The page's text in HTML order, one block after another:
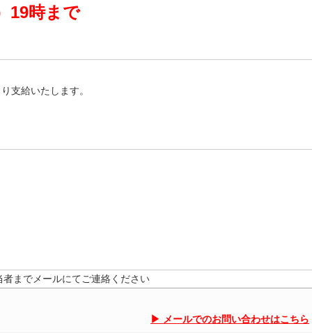
19時まで
支給いたします。
までメールにてご連絡ください
メールでのお問い合わせはこちら